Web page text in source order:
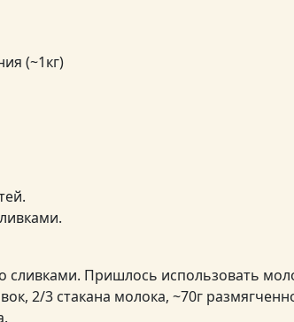
(~1кг)
сливками. Пришлось использовать
2/3 стакана молока, ~70г